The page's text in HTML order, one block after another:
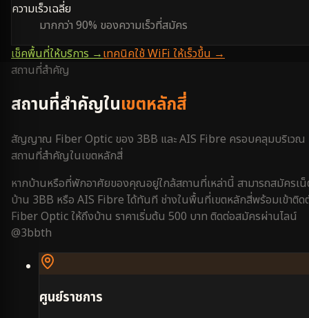
ความเร็วเฉลี่ย
มากกว่า 90% ของความเร็วที่สมัคร
เช็คพื้นที่ให้บริการ →เทคนิคใช้ WiFi ให้เร็วขึ้น →
สถานที่สำคัญ
สถานที่สำคัญในเขตหลักสี่
สัญญาณ Fiber Optic ของ 3BB และ AIS Fibre ครอบคลุมบริเวณ
สถานที่สำคัญในเขตหลักสี่
หากบ้านหรือที่พักอาศัยของคุณอยู่ใกล้สถานที่เหล่านี้ สามารถสมัครเ
บ้าน 3BB หรือ AIS Fibre ได้ทันที ช่างในพื้นที่เขตหลักสี่พร้อมเข้าติด
Fiber Optic ให้ถึงบ้าน ราคาเริ่มต้น 500 บาท ติดต่อสมัครผ่านไลน์
@3bbth
ศูนย์ราชการ